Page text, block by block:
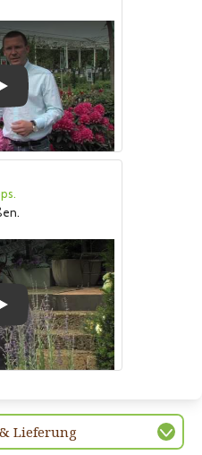
Lieferung